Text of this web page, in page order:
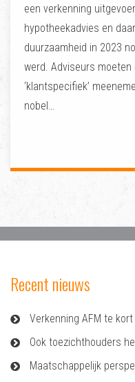
een verkenning
hypotheekadvies en
duurzaamheid in 2023
werd. Adviseurs moeten
‘klantspecifiek’
nobel…
Recent nieuws
Verkenning AFM te
Ook toezichthouders
Maatschappelijk